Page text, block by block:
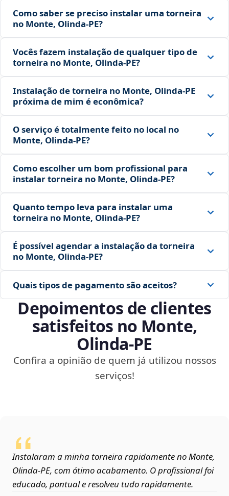
Como saber se preciso instalar uma torneira
no Monte, Olinda‑PE?
Vocês fazem instalação de qualquer tipo de
torneira no Monte, Olinda‑PE?
Instalação de torneira no Monte, Olinda‑PE
próxima de mim é econômica?
O serviço é totalmente feito no local no
Monte, Olinda‑PE?
Como escolher um bom profissional para
instalar torneira no Monte, Olinda‑PE?
Quanto tempo leva para instalar uma
torneira no Monte, Olinda‑PE?
É possível agendar a instalação da torneira
no Monte, Olinda‑PE?
Quais tipos de pagamento são aceitos?
Depoimentos de clientes
satisfeitos no Monte,
Olinda‑PE
Confira a opinião de quem já utilizou nossos
serviços!
Instalaram a minha torneira rapidamente no Monte,
Olinda‑PE, com ótimo acabamento. O profissional foi
educado, pontual e resolveu tudo rapidamente.